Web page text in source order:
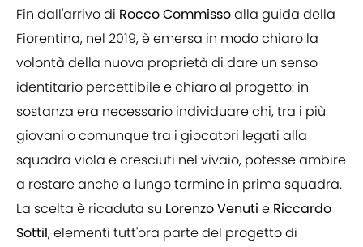
Fin dall'arrivo di Rocco Commissoalla guida della
Fiorentina, nel 2019, è emersa in modo chiaro la
volontà della nuova proprietà di dare un senso
identitario percettibile e chiaro al progetto: in
sostanza era necessario individuare chi, tra i più
giovani o comunque tra i giocatori legati alla
squadra viola e cresciuti nel vivaio, potesse ambire
a restare anche a lungo termine in prima squadra.
La scelta è ricaduta su Lorenzo Venuti e Riccardo
Sottil, elementi tutt'ora parte del progetto di